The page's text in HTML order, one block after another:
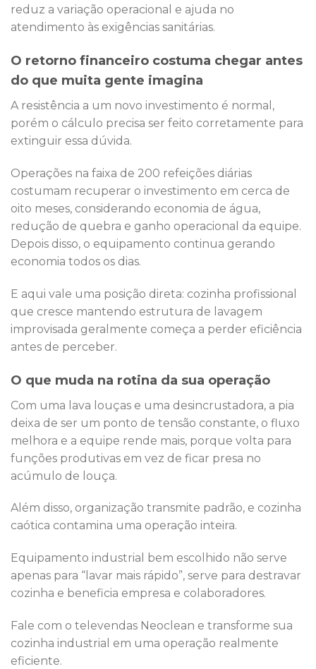
reduz a variação operacional e ajuda no
atendimento às exigências sanitárias.
O retorno financeiro costuma chegar antes
do que muita gente imagina
A resistência a um novo investimento é normal,
porém o cálculo precisa ser feito corretamente para
extinguir essa dúvida.
Operações na faixa de 200 refeições diárias
costumam recuperar o investimento em cerca de
oito meses, considerando economia de água,
redução de quebra e ganho operacional da equipe.
Depois disso, o equipamento continua gerando
economia todos os dias.
E aqui vale uma posição direta: cozinha profissional
que cresce mantendo estrutura de lavagem
improvisada geralmente começa a perder eficiência
antes de perceber.
O que muda na rotina da sua operação
Com uma lava louças e uma desincrustadora, a pia
deixa de ser um ponto de tensão constante, o fluxo
melhora e a equipe rende mais, porque volta para
funções produtivas em vez de ficar presa no
acúmulo de louça.
Além disso, organização transmite padrão, e cozinha
caótica contamina uma operação inteira.
Equipamento industrial bem escolhido não serve
apenas para “lavar mais rápido”, serve para destravar
cozinha e beneficia empresa e colaboradores.
Fale com o televendas Neoclean e transforme sua
cozinha industrial em uma operação realmente
eficiente.